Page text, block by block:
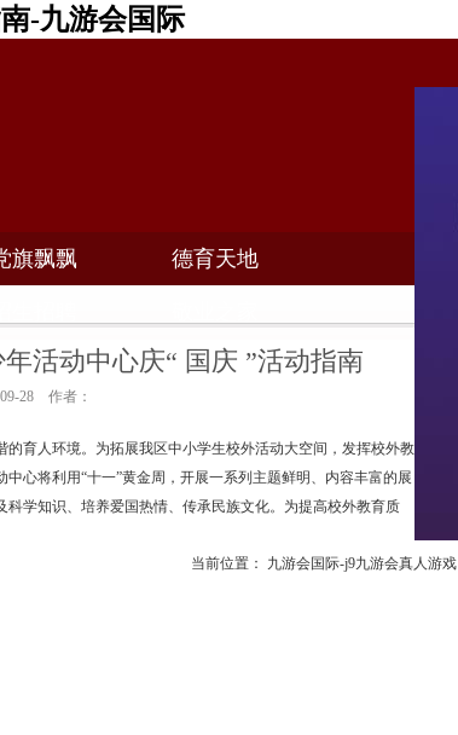
-九游会国际
旗飘飘 德育天地
当前位置： 九游会国际-j9九游会真人游戏
活动中心庆“ 国庆 ”活动指南
28 作者：
育人环境。为拓展我区中小学生校外活动大空间，发挥校外教
心将利用“十一”黄金周，开展一系列主题鲜明、内容丰富的展
学知识、培养爱国热情、传承民族文化。为提高校外教育质